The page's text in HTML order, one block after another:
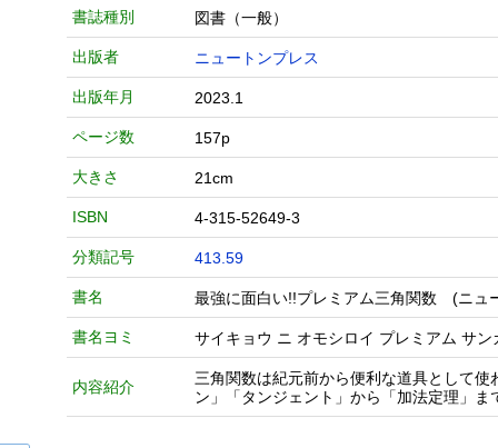
書誌種別 図書（一般）
出版者 ニュートンプレス
出版年月 2023.1
ページ数 157p
大きさ 21cm
ISBN 4-315-52649-3
分類記号 413.59
書名 最強に面白い!!プレミアム三角関数 (ニュ
書名ヨミ サイキョウ ニ オモシロイ プレミアム サン
内容紹介
三角関数は紀元前から便利な道具として
ン」「タンジェント」から「加法定理」